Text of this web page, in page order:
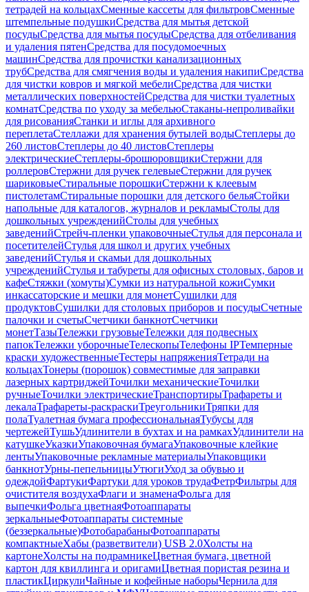
тетрадей на кольцахСменные кассеты для фильтровСменные
штемпельные подушкиСредства для мытья детской
посудыСредства для мытья посудыСредства для отбеливания
и удаления пятенСредства для посудомоечных
машинСредства для прочистки канализационных
трубСредства для смягчения воды и удаления накипиСредства
для чистки ковров и мягкой мебелиСредства для чистки
металлических поверхностейСредства для чистки туалетных
комнатСредства по уходу за мебельюСтаканы-непроливайки
для рисованияСтанки и иглы для архивного
переплетаСтеллажи для хранения бутылей водыСтеплеры до
260 листовСтеплеры до 40 листовСтеплеры
электрическиеСтеплеры-брошюровщикиСтержни для
роллеровСтержни для ручек гелевыеСтержни для ручек
шариковыеСтиральные порошкиСтержни к клеевым
пистолетамСтиральные порошки для детского бельяСтойки
напольные для каталогов, журналов и рекламыСтолы для
дошкольных учрежденийСтолы для учебных
заведенийСтрейч-пленки упаковочныеСтулья для персонала и
посетителейСтулья для школ и других учебных
заведенийСтулья и скамьи для дошкольных
учрежденийСтулья и табуреты для офисных столовых, баров и
кафеСтяжки (хомуты)Сумки из натуральной кожиСумки
инкассаторские и мешки для монетСушилки для
продуктовСушилки для столовых приборов и посудыСчетные
палочки и счетыСчетчики банкнотСчетчики
монетТазыТележки грузовыеТележки для подвесных
папокТележки уборочныеТелескопыТелефоны IPТемперные
краски художественныеТестеры напряженияТетради на
кольцахТонеры (порошок) совместимые для заправки
лазерных картриджейТочилки механическиеТочилки
ручныеТочилки электрическиеТранспортирыТрафареты и
лекалаТрафареты-раскраскиТреугольникиТряпки для
полаТуалетная бумага профессиональнаяТубусы для
чертежейТушьУдлинители в бухтах и на рамкахУдлинители на
катушкеУказкиУпаковочная бумагаУпаковочные клейкие
лентыУпаковочные рекламные материалыУпаковщики
банкнотУрны-пепельницыУтюгиУход за обувью и
одеждойФартукиФартуки для уроков трудаФетрФильтры для
очистителя воздухаФлаги и знаменаФольга для
выпечкиФольга цветнаяФотоаппараты
зеркальныеФотоаппараты системные
(беззеркальные)ФотобарабаныФотоаппараты
компактныеХабы (разветвители) USB 2.0Холсты на
картонеХолсты на подрамникеЦветная бумага, цветной
картон для квиллинга и оригамиЦветная пористая резина и
пластикЦиркулиЧайные и кофейные наборыЧернила для